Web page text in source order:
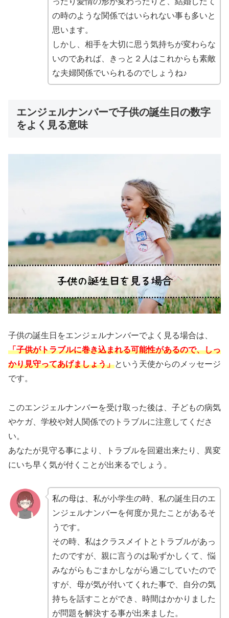
の時のような関係ではいられない事も多いと
思います。
しかし、相手を大切に思う気持ちが変わらな
いのであれば、きっと２人はこれからも素敵
な夫婦関係でいられるのでしょうね♪
エンジェルナンバーで子供の誕生日の数字
をよく見る意味
子供の誕生日をエンジェルナンバーでよく見る場合は、
「子供がトラブルに巻き込まれる可能性があるので、しっ
かり見守ってあげましょう」という天使からのメッセージ
です。
このエンジェルナンバーを受け取った後は、子どもの病気
やケガ、学校や対人関係でのトラブルに注意してくださ
い。
あなたが見守る事により、トラブルを回避出来たり、異変
にいち早く気が付くことが出来るでしょう。
私の母は、私が小学生の時、私の誕生日のエ
ンジェルナンバーを何度か見たことがあるそ
うです。
その時、私はクラスメイトとトラブルがあっ
たのですが、親に言うのは恥ずかしくて、悩
みながらもごまかしながら過ごしていたので
すが、母が気が付いてくれた事で、自分の気
持ちを話すことができ、時間はかかりました
が問題を解決する事が出来ました。